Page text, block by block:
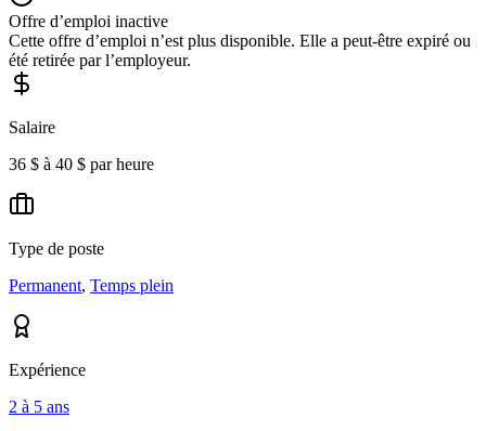
Offre d’emploi inactive
Cette offre d’emploi n’est plus disponible. Elle a peut-être expiré ou
été retirée par l’employeur.
Salaire
36 $ à 40 $ par heure
Type de poste
Permanent, Temps plein
Expérience
2 à 5 ans